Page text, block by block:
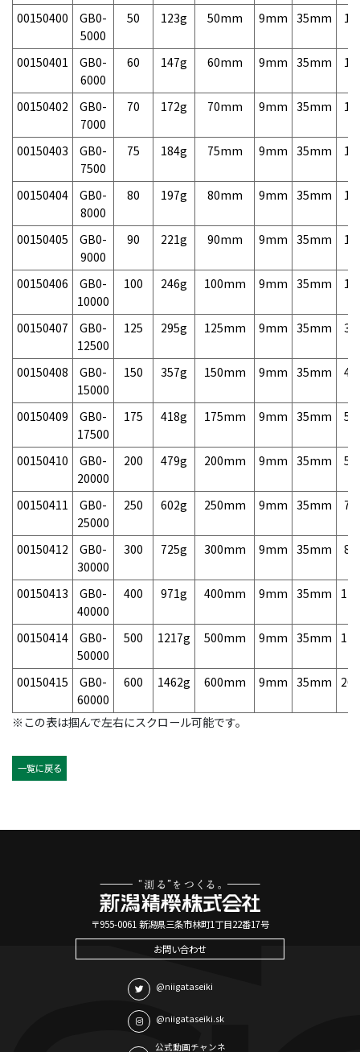
00150400
GB0-
5000
50 123g 50mm 9mm 35mm
00150401
GB0-
6000
60 147g 60mm 9mm 35mm
00150402
GB0-
7000
70 172g 70mm 9mm 35mm
00150403
GB0-
7500
75 184g 75mm 9mm 35mm
00150404
GB0-
8000
80 197g 80mm 9mm 35mm
00150405
GB0-
9000
90 221g 90mm 9mm 35mm
00150406
GB0-
10000
100 246g 100mm 9mm 35mm
00150407
GB0-
12500
125 295g 125mm 9mm 35mm
00150408
GB0-
15000
150 357g 150mm 9mm 35mm
00150409
GB0-
17500
175 418g 175mm 9mm 35mm
00150410
GB0-
20000
200 479g 200mm 9mm 35mm
00150411
GB0-
25000
250 602g 250mm 9mm 35mm
00150412
GB0-
30000
300 725g 300mm 9mm 35mm
00150413
GB0-
40000
400 971g 400mm 9mm 35mm
00150414
GB0-
50000
500 1217g 500mm 9mm 35mm
00150415
GB0-
60000
600 1462g 600mm 9mm 35mm
※この表は掴んで左右にスクロール可能です。
一覧に戻る
〒955-0061 新潟県三条市林町1丁目22番17号
お問い合わせ
@niigataseiki
@niigataseiki.sk
公式動画チャンネ